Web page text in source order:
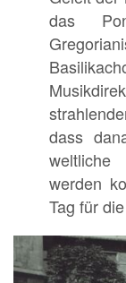
das
dass
weltliche
werden
Tag für